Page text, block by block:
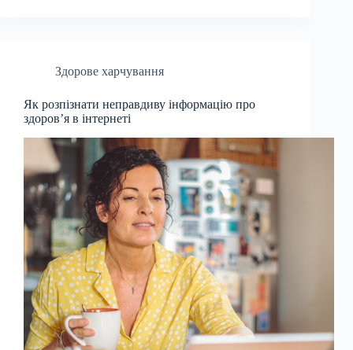
Здорове харчування
Як розпізнати неправдиву інформацію про
здоров’я в інтернеті